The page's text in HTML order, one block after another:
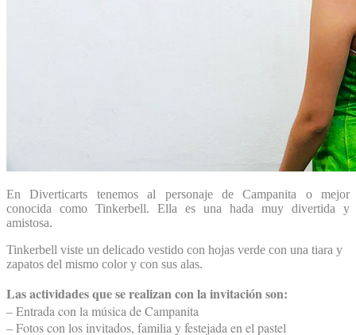
En Diverticarts tenemos al personaje de Campanita o mejor
conocida como Tinkerbell. Ella es una hada muy divertida y
amistosa.
Tinkerbell viste un delicado vestido con hojas verde con una tiara y
zapatos del mismo color y con sus alas.
Las actividades que se realizan con la invitación son:
– Entrada con la música de Campanita
– Fotos con los invitados, familia y festejada en el pastel